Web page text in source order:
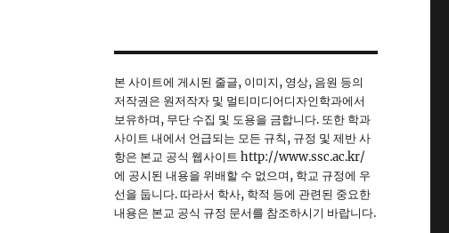
본 사이트에 게시된 줄글, 이미지, 영상, 음원 등의
저작권은 원저작자 및 멀티미디어디자인학과에서
보유하며, 무단 수집 및 도용을 금합니다. 또한 학과
사이트 내에서 언급되는 모든 규칙, 규정 및 제반 사
항은 본교 공식 웹사이트 http://www.ssc.ac.kr/
에 공시된 내용을 위배할 수 없으며, 학교 규정에 우
선을 둡니다. 따라서 학사, 학적 등에 관련된 중요한
내용은 본교 공식 규정 문서를 참조하시기 바랍니다.